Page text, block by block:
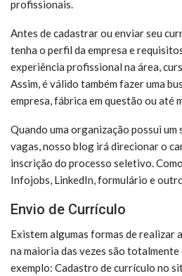
profissionais.
Antes de cadastrar ou enviar seu
tenha o perfil da empresa e
experiência profissional na área,
Assim, é válido também fazer uma
empresa, fábrica em questão ou até
Quando uma organização possui
vagas, nosso blog irá direcionar o
inscrição do processo seletivo.
Infojobs, LinkedIn, formulário e
Envio de Currículo
Existem algumas formas de realizar
na maioria das vezes são
exemplo: Cadastro de currículo no